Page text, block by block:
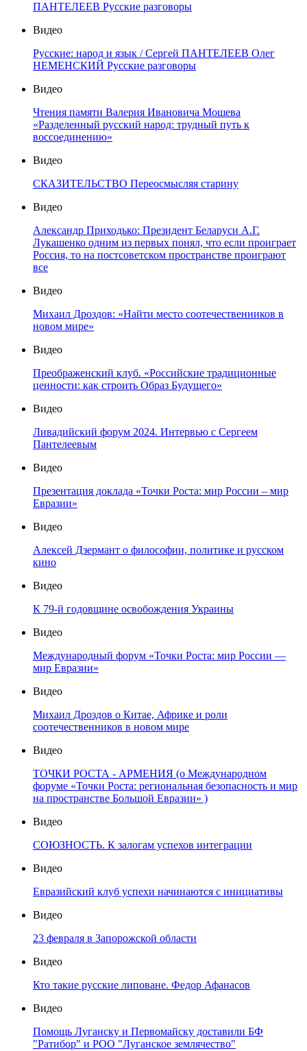
ПАНТЕЛЕЕВ Русские разговоры
Видео
Русские: народ и язык / Сергей ПАНТЕЛЕЕВ Олег
НЕМЕНСКИЙ Русские разговоры
Видео
Чтения памяти Валерия Ивановича Мошева
«Разделенный русский народ: трудный путь к
воссоединению»
Видео
СКАЗИТЕЛЬСТВО Переосмысляя старину
Видео
Александр Приходько: Президент Беларуси А.Г.
Лукашенко одним из первых понял, что если проиграет
Россия, то на постсоветском пространстве проиграют
все
Видео
Михаил Дроздов: «Найти место соотечественников в
новом мире»
Видео
Преображенский клуб. «Российские традиционные
ценности: как строить Образ Будущего»
Видео
Ливадийский форум 2024. Интервью с Сергеем
Пантелеевым
Видео
Презентация доклада «Точки Роста: мир России – мир
Евразии»
Видео
Алексей Дзермант о философии, политике и русском
кино
Видео
К 79-й годовщине освобождения Украины
Видео
Международный форум «Точки Роста: мир России —
мир Евразии»
Видео
Михаил Дроздов о Китае, Африке и роли
соотечественников в новом мире
Видео
ТОЧКИ РОСТА - АРМЕНИЯ (о Международном
форуме «Точки Роста: региональная безопасность и мир
на пространстве Большой Евразии» )
Видео
СОЮЗНОСТЬ. К залогам успехов интеграции
Видео
Евразийский клуб успехи начинаются с инициативы
Видео
23 февраля в Запорожской области
Видео
Кто такие русские липоване. Федор Афанасов
Видео
Помощь Луганску и Первомайску доставили БФ
"Ратибор" и РОО "Луганское землячество"